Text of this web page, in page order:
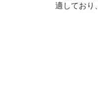
適しており